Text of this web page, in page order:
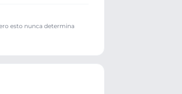
esto nunca determina